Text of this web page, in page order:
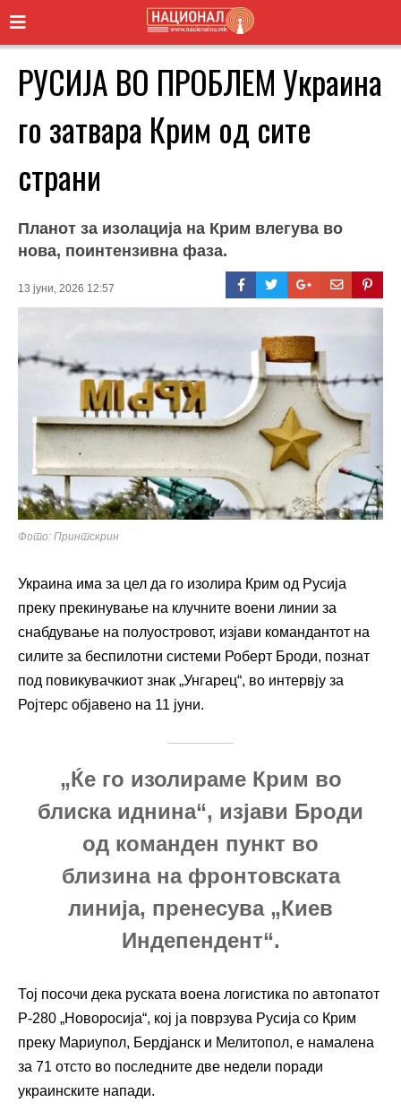
РУСИЈА ВО ПРОБЛЕМ Украина
го затвара Крим од сите
страни
Планот за изолација на Крим влегува во
нова, поинтензивна фаза.
13 јуни, 2026 12:57
Фото: Принтскрин
Украина има за цел да го изолира Крим од Русија
преку прекинување на клучните воени линии за
снабдување на полуостровот, изјави командантот на
силите за беспилотни системи Роберт Броди, познат
под повикувачкиот знак „Унгарец“, во интервју за
Ројтерс објавено на 11 јуни.
„Ќе го изолираме Крим во
блиска иднина“, изјави Броди
од команден пункт во
близина на фронтовската
линија, пренесува „Киев
Индепендент“.
Тој посочи дека руската воена логистика по автопатот
Р-280 „Новоросија“, кој ја поврзува Русија со Крим
преку Мариупол, Бердјанск и Мелитопол, е намалена
за 71 отсто во последните две недели поради
украинските напади.